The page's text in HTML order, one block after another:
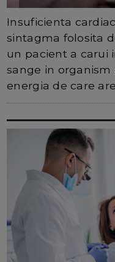
Insuficienta
sintagma folosita
un pacient a carui
sange in
energia de care